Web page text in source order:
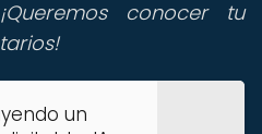
conocer tu
un